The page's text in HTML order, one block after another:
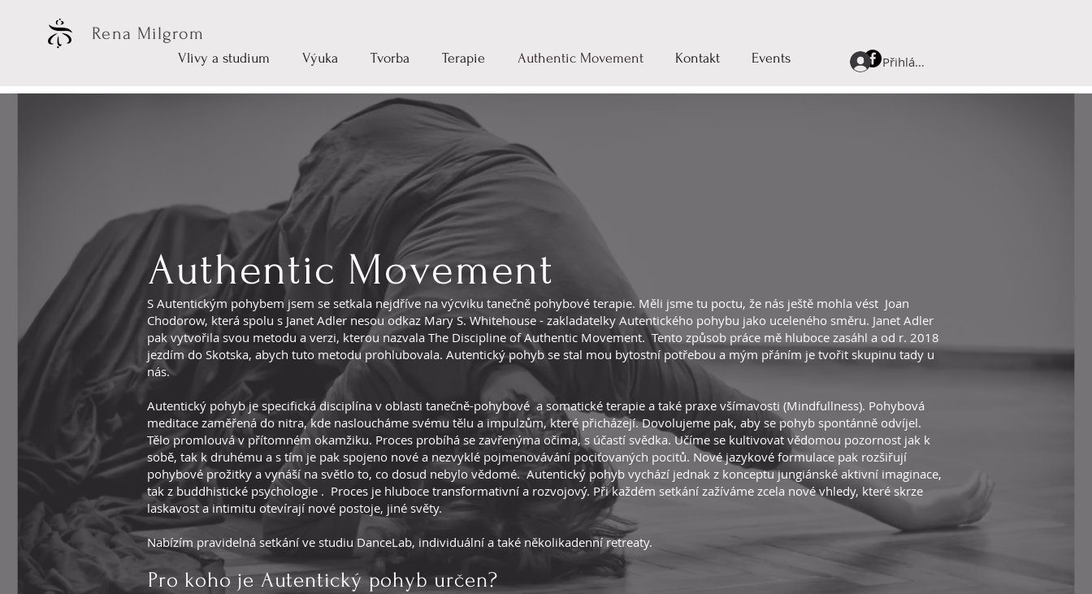
Rena Milgrom
Vlivy a studium Výuka Tvorba Terapie Authentic Movement Kontakt Events Přihlásit se
Authentic Movement
S Autentickým pohybem jsem se setkala nejdříve na výcviku tanečně pohybové terapie. Měli jsme tu poctu, že nás ještě mohla vést Joan
Chodorow, která spolu s Janet Adler nesou odkaz Mary S. Whitehouse - zakladatelky Autentického pohybu jako uceleného směru. Janet Adler
pak vytvořila svou metodu a verzi, kterou nazvala The Discipline of Authentic Movement. Tento způsob práce mě hluboce zasáhl a od r. 2018
jezdím do Skotska, abych tuto metodu prohlubovala. Autentický pohyb se stal mou bytostní potřebou a mým přáním je tvořit skupinu tady u
nás.
Autentický pohyb je specifická disciplína v oblasti tanečně-pohybové a somatické terapie a také praxe všímavosti (Mindfullness). Pohybová
meditace zaměřená do nitra, kde nasloucháme svému tělu a impulzům, které přicházejí. Dovolujeme pak, aby se pohyb spontánně odvíjel.
Tělo promlouvá v přítomném okamžiku. Proces probíhá se zavřenýma očima, s účastí svědka. Učíme se kultivovat vědomou pozornost jak k
sobě, tak k druhému a s tím je pak spojeno nové a nezvyklé pojmenovávání pociťovaných pocitů. Nové jazykové formulace pak rozšiřují
pohybové prožitky a vynáší na světlo to, co dosud nebylo vědomé. Autentický pohyb vychází jednak z konceptu jungiánské aktivní imaginace,
tak z buddhistické psychologie . Proces je hluboce transformativní a rozvojový. Při každém setkání zažíváme zcela nové vhledy, které skrze
laskavost a intimitu otevírají nové postoje, jiné světy.
Nabízím pravidelná setkání ve studiu DanceLab, individuální a také několikadenní retreaty.
Pro koho je Autentický pohyb určen?